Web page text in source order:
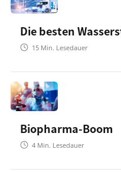
Die besten
15 Min. Lesedauer
Biopharma-Boom
4 Min. Lesedauer